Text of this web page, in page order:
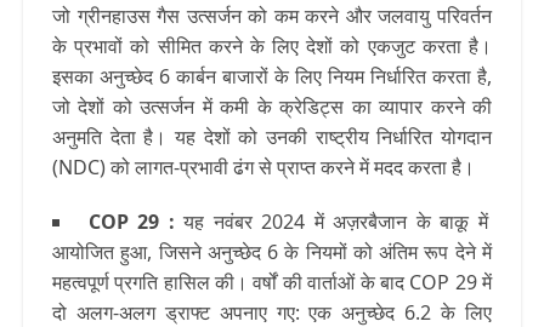
जो ग्रीनहाउस गैस उत्सर्जन को कम करने और जलवायु परिवर्तन
के प्रभावों को सीमित करने के लिए देशों को एकजुट करता है।
इसका अनुच्छेद 6 कार्बन बाजारों के लिए नियम निर्धारित करता है,
जो देशों को उत्सर्जन में कमी के क्रेडिट्स का व्यापार करने की
अनुमति देता है। यह देशों को उनकी राष्ट्रीय निर्धारित योगदान
(NDC) को लागत-प्रभावी ढंग से प्राप्त करने में मदद करता है।
COP 29 : यह नवंबर 2024 में अज़रबैजान के बाकू में
आयोजित हुआ, जिसने अनुच्छेद 6 के नियमों को अंतिम रूप देने में
महत्वपूर्ण प्रगति हासिल की। वर्षों की वार्ताओं के बाद COP 29 में
दो अलग-अलग ड्राफ्ट अपनाए गए: एक अनुच्छेद 6.2 के लिए